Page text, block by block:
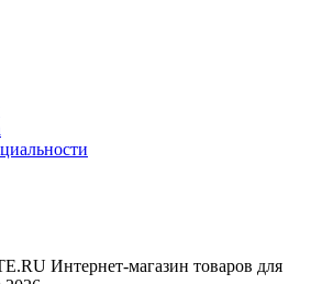
Интернет-магазин товаров для